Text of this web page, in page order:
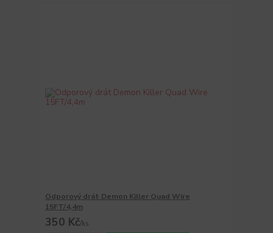
Odporový drát Demon Killer Quad Wire
15FT/4,4m
350 Kč/ks